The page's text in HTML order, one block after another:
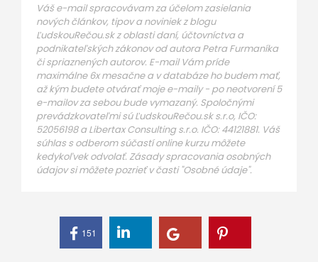
Váš e-mail spracovávam za účelom zasielania
nových článkov, tipov a noviniek z blogu
ĽudskouRečou.sk z oblasti daní, účtovníctva a
podnikateľských zákonov od autora Petra Furmaníka
či spriaznených autorov. E-mail Vám príde
maximálne 6x mesačne a v databáze ho budem mať,
až kým budete otvárať moje e-maily - po neotvorení 5
e-mailov za sebou bude vymazaný. Spoločnými
prevádzkovateľmi sú ĽudskouRečou.sk s.r.o, IČO:
52056198 a Libertax Consulting s.r.o. IČO: 44121881. Váš
súhlas s odberom súčastí online kurzu môžete
kedykoľvek odvolať. Zásady spracovania osobných
údajov si môžete pozrieť v časti "Osobné údaje".
151